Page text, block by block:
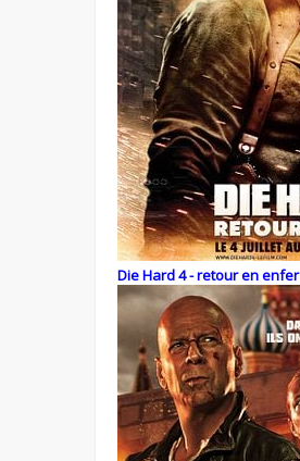
Die Hard 4 - retour en enfer